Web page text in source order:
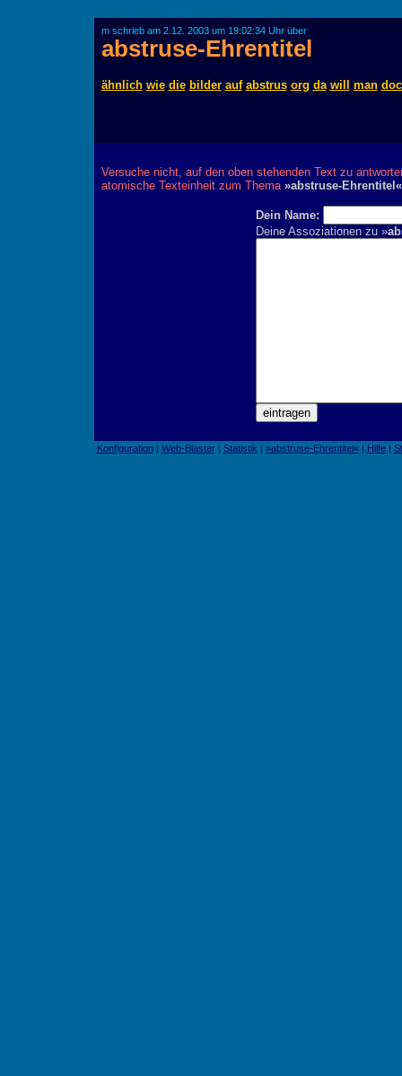
m schrieb am 2.12. 2003 um 19:02:34 Uhr über
abstruse-Ehrentitel
ähnlich wie die bilder auf abstrus org da will man
Versuche nicht, auf den oben stehenden Text zu
atomische Texteinheit zum Thema »abstruse-Ehrentitel«
Dein Name:
Deine Assoziationen zu »
Konfiguration| Web-Blaster| Statistik | »abstruse-Ehrentitel«| Hilfe|